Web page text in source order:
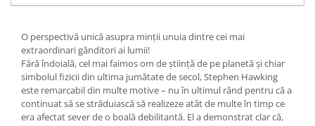
Îngeri
Vindecare spirituală
Viaţa de după moarte
Cristale
Supă de pui pentru suflet
Yoga
O perspectivă unică asupra minții unuia dintre cei mai
extraordinari gânditori ai lumii!
Fără îndoială, cel mai faimos om de știință de pe planetă și chiar
simbolul fizicii din ultima jumătate de secol, Stephen Hawking
este remarcabil din multe motive – nu în ultimul rând pentru că a
continuat să se străduiască să realizeze atât de multe în timp ce
era afectat sever de o boală debilitantă. El a demonstrat clar că,